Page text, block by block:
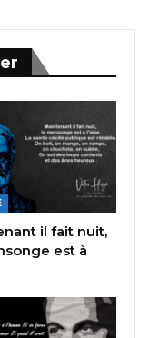
il fait nuit,
est à